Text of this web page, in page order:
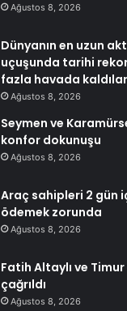
Ağustos 8, 2026
Dünyanın en uzun
uçuşunda tarihi
fazla havada kaldılar
Ağustos 8, 2026
Seymen ve
konfor dokunuşu
Ağustos 8, 2026
Araç sahipleri 2 gün
ödemek zorunda
Ağustos 8, 2026
Fatih Altaylı ve
çağrıldı
Ağustos 8, 2026